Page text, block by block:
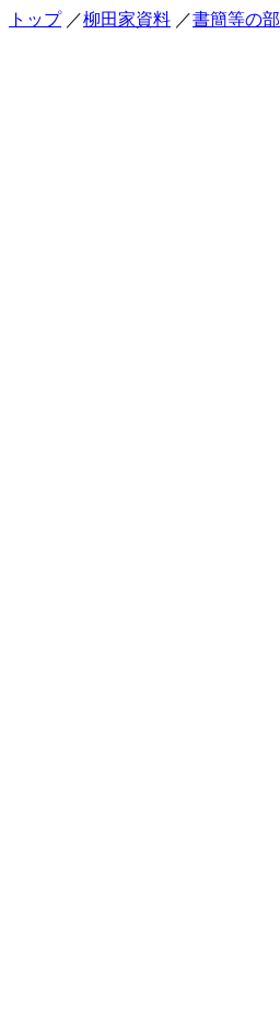
トップ ／柳田家資料 ／書簡等の部